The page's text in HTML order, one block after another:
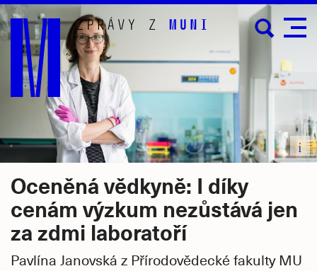
Přejít
na
hlavní
obsah
i
Oceněná vědkyně: I díky
cenám výzkum nezůstává jen
za zdmi laboratoří
Pavlína Janovská z Přírodovědecké fakulty MU